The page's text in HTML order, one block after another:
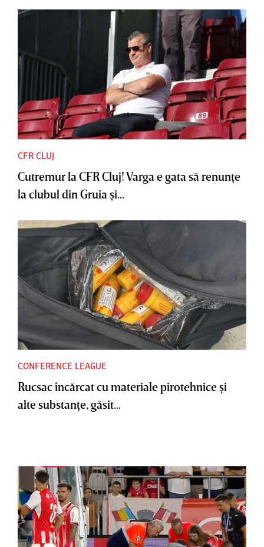
CFR CLUJ
Cutremur la CFR Cluj! Varga e gata să renunţe
la clubul din Gruia şi...
CONFERENCE LEAGUE
Rucsac încărcat cu materiale pirotehnice şi
alte substanţe, găsit...